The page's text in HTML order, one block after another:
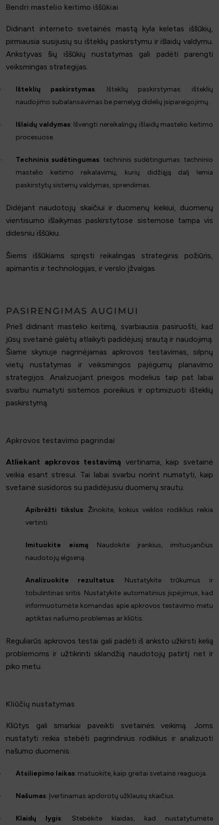
Bendri mastelio keitimo iššūkiai
Didinant interneto svetainės mastą kyla keletas iššūkių,
pirmiausia susijusių su išteklių paskirstymu ir išlaidų valdymu.
Ankstyvas šių iššūkių nustatymas gali padėti parengti
veiksmingas strategijas.
Išteklių paskirstymas: Išteklių paskirstymas: išteklių
naudojimo subalansavimas be pernelyg didelių įsipareigojimų.
Išlaidų valdymas: Išvengti nereikalingų išlaidų mastelio keitimo
procesuose.
Techninis sudėtingumas: techninis sudėtingumas: techninio
mastelio keitimo reikalavimų, kurių didžiąją dalį lemia
paskirstytų sistemų valdymas, sprendimas.
Didėjant naudotojų skaičiui ir duomenų kiekiui, duomenų
vientisumo išlaikymas paskirstytose sistemose tampa vis
didesniu iššūkiu.
Šiems iššūkiams spręsti reikalingas strateginis požiūris,
apimantis ir technologijas, ir verslo įžvalgas.
PASIRENGIMAS AUGIMUI
Prieš didinant mastelio keitimą, svarbiausia pasiruošti, kad
jūsų svetainė galėtų atlaikyti padidėjusį srautą ir naudojimą.
Šiame skyriuje nagrinėjamas apkrovos testavimas, silpnų
vietų nustatymas ir veiksmingos pajėgumų planavimo
strategijos. Analizuojant prieigos modelius taip pat labai
svarbu numatyti sistemos poreikius ir optimizuoti išteklių
paskirstymą.
Apkrovos testavimo pagrindai
Atliekant apkrovos testavimą vertinama, kaip svetainė
veikia esant stresui. Tai labai svarbu norint numatyti, kaip
svetainė susidoros su padidėjusiu duomenų srautu.
Apibrėžti tikslus: Žinokite, kokius veiklos rodiklius reikia
vertinti.
Imituokite eismą: Naudokite įrankius, imituojančius
naudotojų elgseną.
Analizuokite rezultatus: Nustatykite trūkumus ir
tobulintinas sritis. Nustatykite automatinius įspėjimus, kad
informuotumėte komandas apie apkrovos testavimo metu
aptiktas našumo problemas ar kliūtis.
Reguliarūs apkrovos testai gali padėti iš anksto užkirsti kelią
problemoms ir užtikrinti sklandžią naudotojų patirtį net ir
piko metu.
Kliūčių nustatymas
Kliūtys gali smarkiai paveikti svetainės veikimą. Joms
nustatyti reikia stebėti pagrindinius rodiklius ir analizuoti
našumo duomenis.
Atsiliepimo laikas: matuokite, kaip greitai svetainė reaguoja.
Našumas: Įvertinamas apdorotų užklausų skaičius.
Klaidų lygis: Stebėkite klaidas, kad nustatytumėte